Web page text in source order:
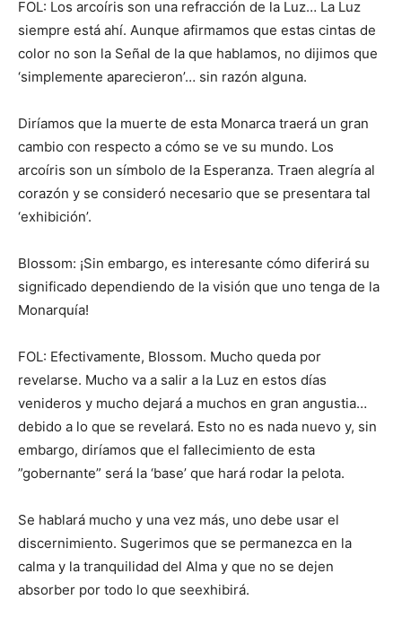
FOL: Los arcoíris son una refracción de la Luz… La Luz
siempre está ahí. Aunque afirmamos que estas cintas de
color no son la Señal de la que hablamos, no dijimos que
‘simplemente aparecieron’… sin razón alguna.
Diríamos que la muerte de esta Monarca traerá un gran
cambio con respecto a cómo se ve su mundo. Los
arcoíris son un símbolo de la Esperanza. Traen alegría al
corazón y se consideró necesario que se presentara tal
‘exhibición’.
Blossom: ¡Sin embargo, es interesante cómo diferirá su
significado dependiendo de la visión que uno tenga de la
Monarquía!
FOL: Efectivamente, Blossom. Mucho queda por
revelarse. Mucho va a salir a la Luz en estos días
venideros y mucho dejará a muchos en gran angustia…
debido a lo que se revelará. Esto no es nada nuevo y, sin
embargo, diríamos que el fallecimiento de esta
”gobernante” será la ‘base’ que hará rodar la pelota.
Se hablará mucho y una vez más, uno debe usar el
discernimiento. Sugerimos que se permanezca en la
calma y la tranquilidad del Alma y que no se dejen
absorber por todo lo que seexhibirá.